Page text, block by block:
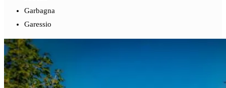
Garbagna
Garessio